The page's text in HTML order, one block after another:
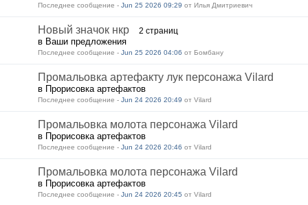
Последнее сообщение - Jun 25 2026 09:29 от Илья Дмитриевич
Новый значок нкр 2 страниц
в Ваши предложения
Последнее сообщение - Jun 25 2026 04:06 от Бомбану
Промальовка артефакту лук персонажа Vilard
в Прорисовка артефактов
Последнее сообщение - Jun 24 2026 20:49 от Vilard
Промальовка молота персонажа Vilard
в Прорисовка артефактов
Последнее сообщение - Jun 24 2026 20:46 от Vilard
Промальовка молота персонажа Vilard
в Прорисовка артефактов
Последнее сообщение - Jun 24 2026 20:45 от Vilard